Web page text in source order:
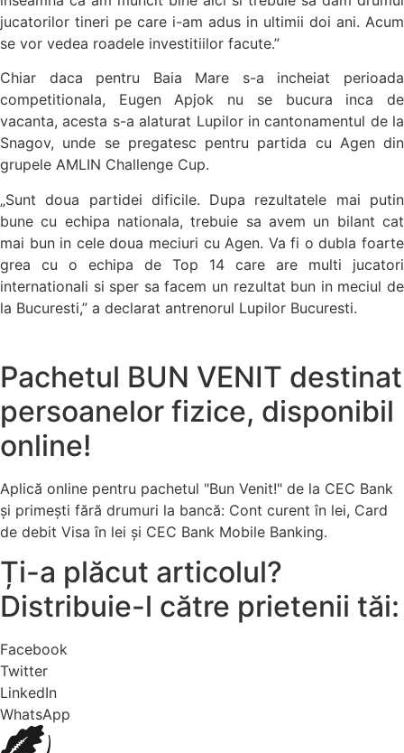
jucatorilor tineri pe care i-am adus in ultimii doi ani. Acum
se vor vedea roadele investitiilor facute.”
Chiar daca pentru Baia Mare s-a incheiat perioada
competitionala, Eugen Apjok nu se bucura inca de
vacanta, acesta s-a alaturat Lupilor in cantonamentul de la
Snagov, unde se pregatesc pentru partida cu Agen din
grupele AMLIN Challenge Cup.
„Sunt doua partidei dificile. Dupa rezultatele mai putin
bune cu echipa nationala, trebuie sa avem un bilant cat
mai bun in cele doua meciuri cu Agen. Va fi o dubla foarte
grea cu o echipa de Top 14 care are multi jucatori
internationali si sper sa facem un rezultat bun in meciul de
la Bucuresti,” a declarat antrenorul Lupilor Bucuresti.
Pachetul BUN VENIT destinat
persoanelor fizice, disponibil
online!
Aplică online pentru pachetul "Bun Venit!" de la CEC Bank
și primești fără drumuri la bancă: Cont curent în lei, Card
de debit Visa în lei și CEC Bank Mobile Banking.​
Ți-a plăcut articolul?
Distribuie-l către prietenii tăi:
Facebook
Twitter
LinkedIn
WhatsApp